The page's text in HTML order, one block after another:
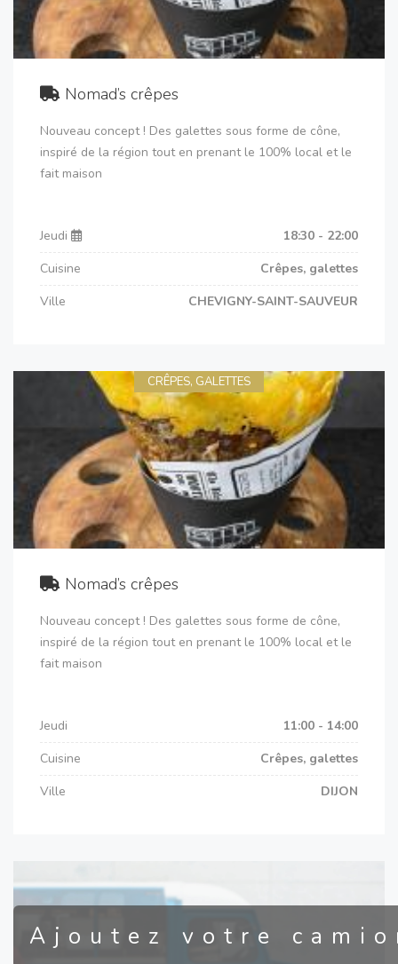
Nomad’s crêpes
Nouveau concept ! Des galettes sous forme de cône,
inspiré de la région tout en prenant le 100% local et le
fait maison
Jeudi
18:30 - 22:00
Cuisine
Crêpes, galettes
Ville
CHEVIGNY-SAINT-SAUVEUR
CRÊPES, GALETTES
Nomad’s crêpes
Nouveau concept ! Des galettes sous forme de cône,
inspiré de la région tout en prenant le 100% local et le
fait maison
Jeudi
11:00 - 14:00
Cuisine
Crêpes, galettes
Ville
DIJON
Ajoutez votre